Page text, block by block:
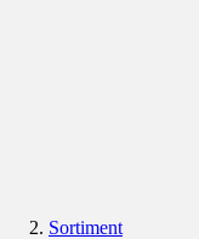
Sortiment